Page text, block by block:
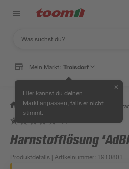
Mein Markt: Troisdorf
Hier kannst du deinen
Markt anpassen , falls er nicht
stimmt.
✕
/ Garten & Freizeit / Auto &
Harnstofflösung
Produktdetails | Artikelnummer: 1910801